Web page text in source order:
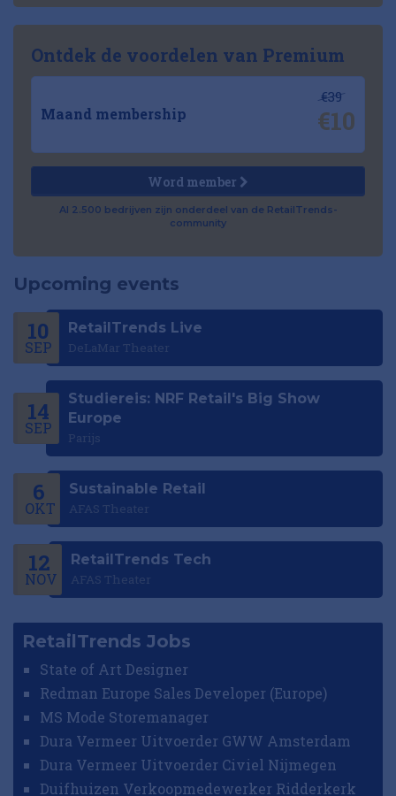
Ontdek de voordelen van Premium
Maand membership
€39
€10
Word member
Al 2.500 bedrijven zijn onderdeel van de RetailTrends-
community
Upcoming events
10
SEP
RetailTrends Live
DeLaMar Theater
14
SEP
Studiereis: NRF Retail's Big Show
Europe
Parijs
6
OKT
Sustainable Retail
AFAS Theater
12
NOV
RetailTrends Tech
AFAS Theater
RetailTrends Jobs
State of Art Designer
Redman Europe Sales Developer (Europe)
MS Mode Storemanager
Dura Vermeer Uitvoerder GWW Amsterdam
Dura Vermeer Uitvoerder Civiel Nijmegen
Duifhuizen Verkoopmedewerker Ridderkerk